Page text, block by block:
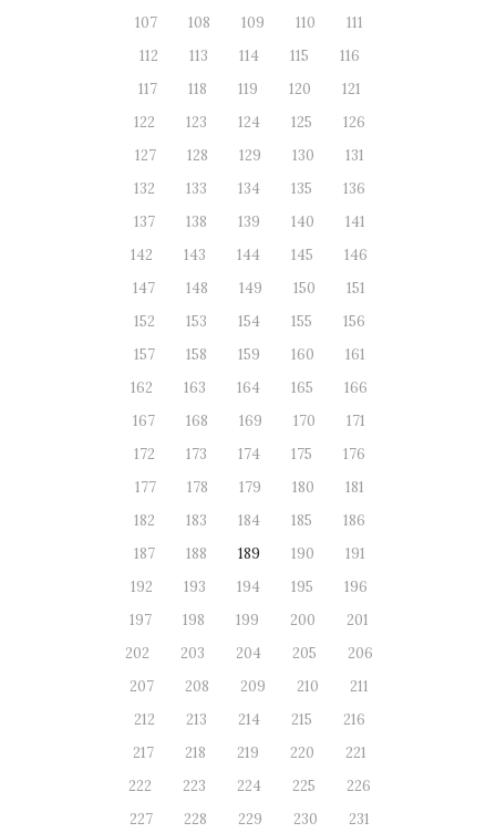
107
108 109 110
111
112
113 114 115
116
117
118 119 120
121
122
123 124 125
126
127
128 129 130
131
132
133 134 135
136
137
138 139 140
141
142
143 144 145
146
147
148 149 150
151
152
153 154 155
156
157
158 159 160
161
162
163 164 165
166
167
168 169 170
171
172
173 174 175
176
177
178 179 180
181
182
183 184 185
186
187
188 189 190
191
192
193 194 195
196
197
198 199 200
201
202
203 204 205
206
207
208 209 210
211
212
213 214 215
216
217
218 219 220
221
222
223 224 225
226
227
228 229 230
231